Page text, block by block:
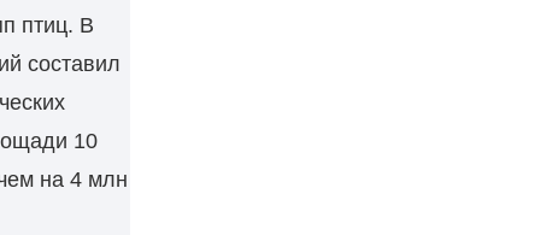
птиц. В
составил
10
на 4 млн